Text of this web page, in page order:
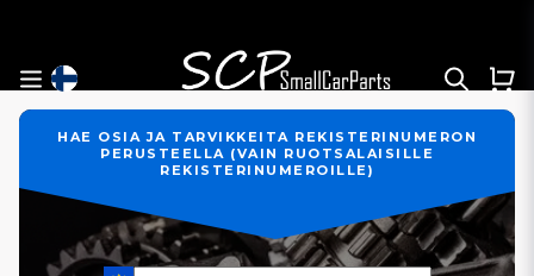
HAE OSIA JA TARVIKKEITA REKISTERINUMERON
PERUSTEELLA (VAIN RUOTSALAISILLE
REKISTERINUMEROILLE)